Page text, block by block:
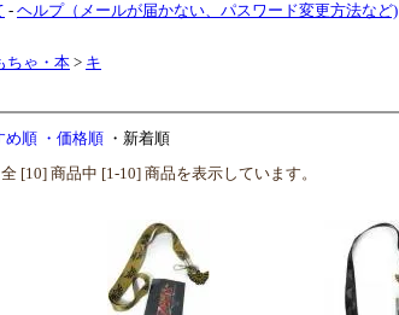
- ヘルプ（メールが届かない、パスワード変更方法など)
ちゃ・本 > キ
め順 ・価格順 ・新着順
全 [10] 商品中 [1-10] 商品を表示しています。